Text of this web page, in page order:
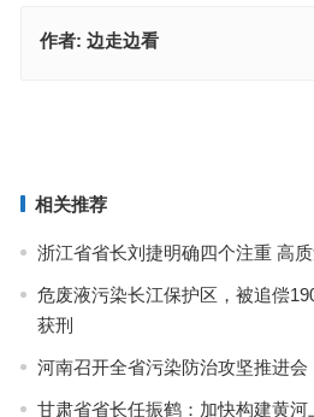
作者: 边走边看
相关推荐
浙江省省长刘捷明确四个注重 高
危废液污染长江保护区，被追偿
获刑
河南召开全省污染防治攻坚推进会
甘肃省省长任振鹤：加快构建黄河